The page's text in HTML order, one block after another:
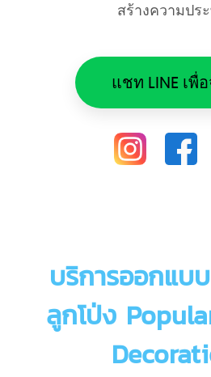
สร้างความปร
แชท LINE เพื่
บริการออกแบ
ลูกโป่ง